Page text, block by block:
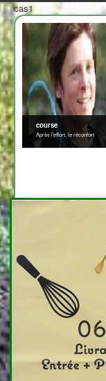
cas1
course
Après l'effort, le réconfort
Dossard
970
72 983